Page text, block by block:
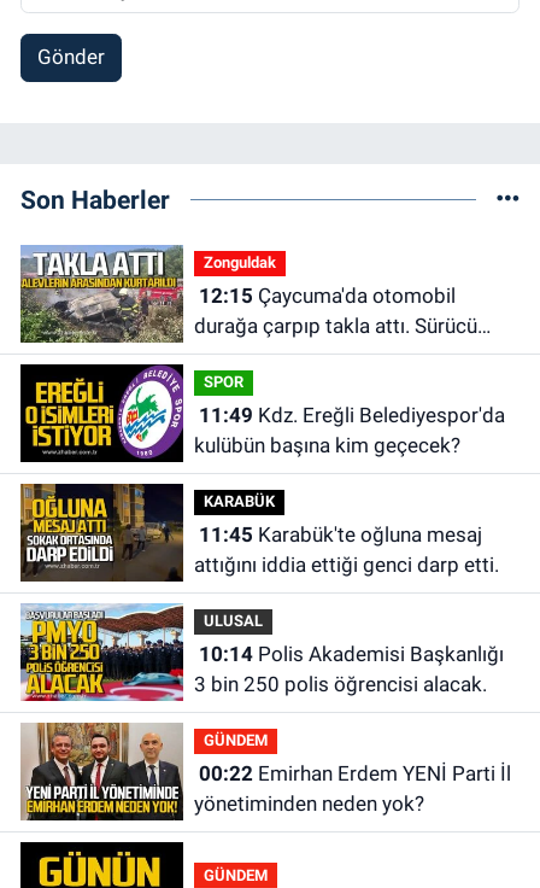
Gönder
Son Haberler
Zonguldak
12:15
durağa çarpıp takla attı. Sürücü
alevlerin arasından kurtarıldı.
SPOR
11:49
kulübün başına kim geçecek?
KARABÜK
11:45
attığını iddia ettiği genci darp etti.
ULUSAL
10:14Polis Akademisi Başkanlığı
3 bin 250 polis öğrencisi alacak.
GÜNDEM
00:22Emirhan Erdem YENİ Parti İl
yönetiminden neden yok?
GÜNDEM